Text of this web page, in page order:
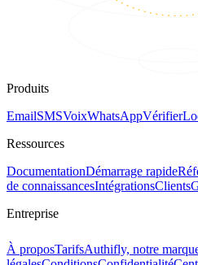
Produits
EmailSMSVoixWhatsAppVérifier
Ressources
DocumentationDémarrage rapide
de connaissancesIntégrationsClients
Entreprise
À proposTarifsAuthifly, notre